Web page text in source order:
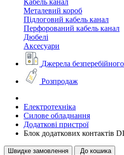
Кабель канал
Металевий короб
Підлоговий кабель канал
Перфорований кабель канал
Дюбелі
Аксесуари
Джерела
Розпродаж
Електротехніка
Силове обладнання
Додаткові пристрої
Блок додаткових контактів
Швидке замовлення До кошика